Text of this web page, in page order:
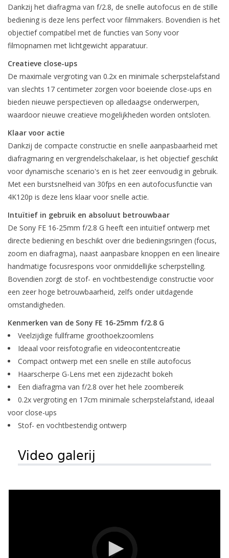
Dankzij het diafragma van f/2.8, de snelle autofocus en de stille
bediening is deze lens perfect voor filmmakers. Bovendien is het
objectief compatibel met de functies van Sony voor
filmopnamen met lichtgewicht apparatuur.
Creatieve close-ups
De maximale vergroting van 0.2x en minimale scherpstelafstand
van slechts 17 centimeter zorgen voor boeiende close-ups en
bieden nieuwe perspectieven op alledaagse onderwerpen,
waardoor nieuwe creatieve mogelijkheden worden ontsloten.
Klaar voor actie
Dankzij de compacte constructie en snelle aanpasbaarheid met
diafragmaring en vergrendelschakelaar, is het objectief geschikt
voor dynamische scenario's en is het zeer eenvoudig in gebruik.
Met een burstsnelheid van 30fps en een autofocusfunctie van
4K120p is deze lens klaar voor snelle actie.
Intuïtief in gebruik en absoluut betrouwbaar
De Sony FE 16-25mm f/2.8 G heeft een intuïtief ontwerp met
directe bediening en beschikt over drie bedieningsringen (focus,
zoom en diafragma), naast aanpasbare knoppen en een lineaire
handmatige focusrespons voor onmiddellijke scherpstelling.
Bovendien zorgt de stof- en vochtbestendige constructie voor
een zeer hoge betrouwbaarheid, zelfs onder uitdagende
omstandigheden.
Kenmerken van de Sony FE 16-25mm f/2.8 G
Veelzijdige fullframe groothoekzoomlens
Ideaal voor reisfotografie en videocontentcreatie
Compact ontwerp met een snelle en stille autofocus
Haarscherpe G-Lens met een zijdezacht bokeh
Een diafragma van f/2.8 over het hele zoombereik
0.2x vergroting en 17cm minimale scherpstelafstand, ideaal
voor close-ups
Stof- en vochtbestendig ontwerp
Video galerij